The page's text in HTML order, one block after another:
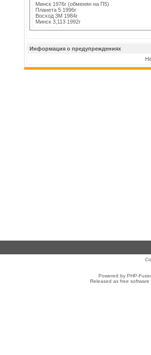
Минск 1976г (обменян на П5)
Планета 5 1996г
Восход 3М 1984г
Минск 3,113 1992г
Информация о предупреждениях
Powered by PHP-
Released as free